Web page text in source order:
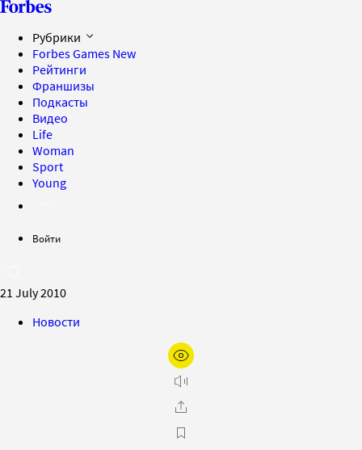
Рубрики
Forbes Games New
Рейтинги
Франшизы
Подкасты
Видео
Life
Woman
Sport
Young
Войти
21 July 2010
Новости